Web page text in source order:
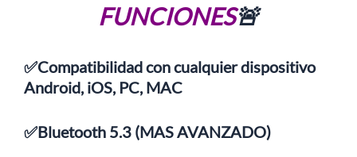
FUNCIONES🚨
✅Compatibilidad con cualquier dispositivo
Android, iOS, PC, MAC
✅Bluetooth 5.3 (MAS AVANZADO)